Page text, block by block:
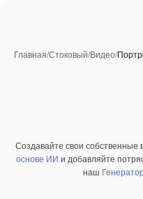
Главная/Стоковый/Видео/
Премиум
Создавайте свои
основе ИИ и добавляйте
наш